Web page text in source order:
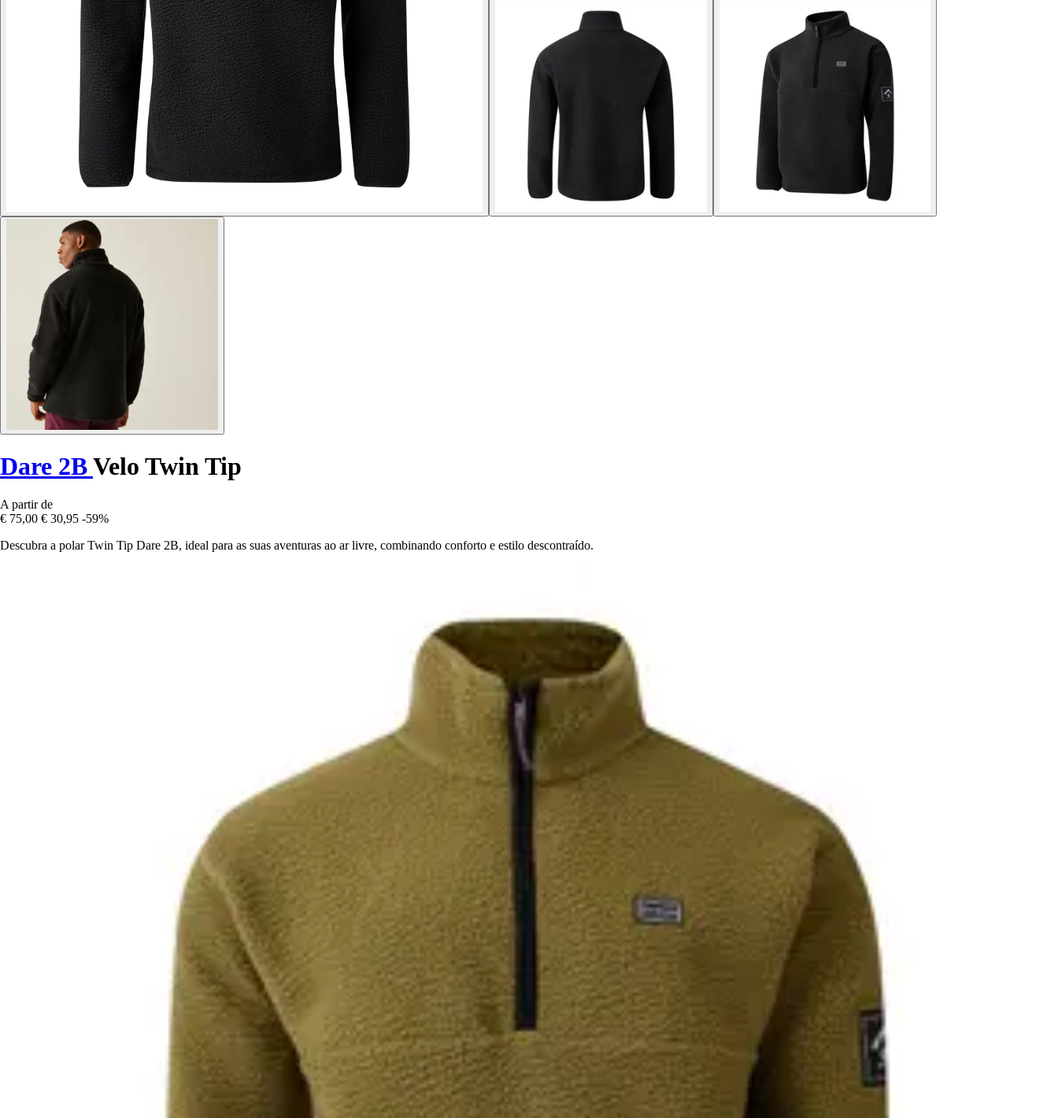
Dare 2BVelo Twin Tip
A partir de
€ 75,00 € 30,95 -59%
Descubra a polar Twin Tip Dare 2B, ideal para as suas aventuras ao ar livre, combinando conforto e estilo descontraído.